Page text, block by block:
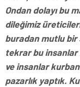
Ondan dolayı bu
dileğimiz
buradan mutlu bir
tekrar bu insanlar
ve insanlar kurban
pazarlık yaptık.